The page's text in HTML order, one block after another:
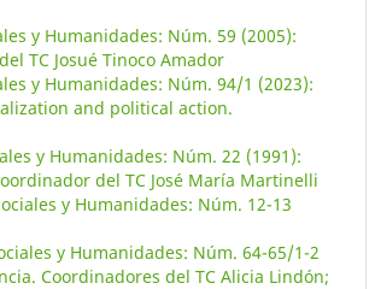
y Humanidades: Núm. 59 (2005):
TC Josué Tinoco Amador
y Humanidades: Núm. 94/1 (2023):
and political action.
y Humanidades: Núm. 22 (1991):
del TC José María Martinelli
y Humanidades: Núm. 12-13
y Humanidades: Núm. 64-65/1-2
Coordinadores del TC Alicia Lindón;